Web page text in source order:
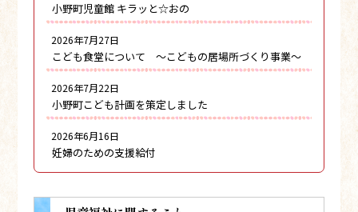
小野町児童館 キラッと☆おの
2026年7月27日
こども食堂について ～こどもの居場所づくり事業～
2026年7月22日
小野町こども計画を策定しました
2026年6月16日
妊婦のための支援給付